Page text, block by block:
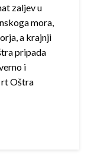
zaljev u
mora,
a krajnji
pripada
i
Oštra